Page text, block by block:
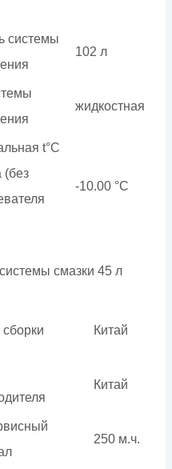
системы
102 л
жидкостная
t°С
(без
-10.00 °С
смазки 45 л
Китай
Китай
250 м.ч.